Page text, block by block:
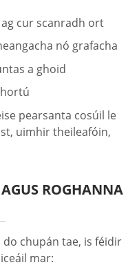
cur scanradh ort
nó grafacha
a ghoid
pearsanta cosúil le
uimhir theileafóin,
ROGHANNA
chupán tae, is féidir
mar: